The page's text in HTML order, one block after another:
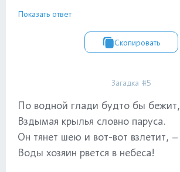
Показать ответ
Скопировать
Загадка #5
По водной глади будто бы бежит,
Вздымая крылья словно паруса.
Он тянет шею и вот-вот взлетит, –
Воды хозяин рвется в небеса!